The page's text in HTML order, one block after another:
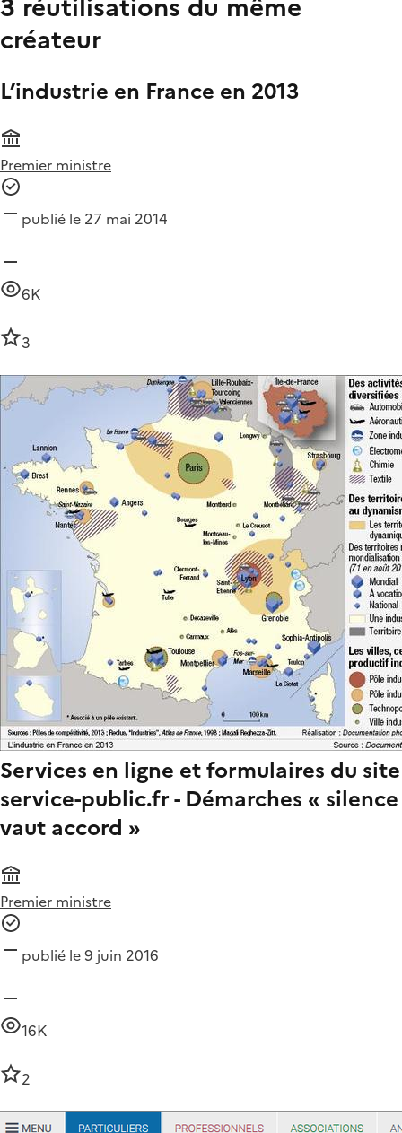
créateur
L’industrie en France en 2013
Premier ministre
publié le 27 mai 2014
6K
3
Services en ligne et formulaires du site
service-public.fr - Démarches « silence
vaut accord »
Premier ministre
publié le 9 juin 2016
16K
2